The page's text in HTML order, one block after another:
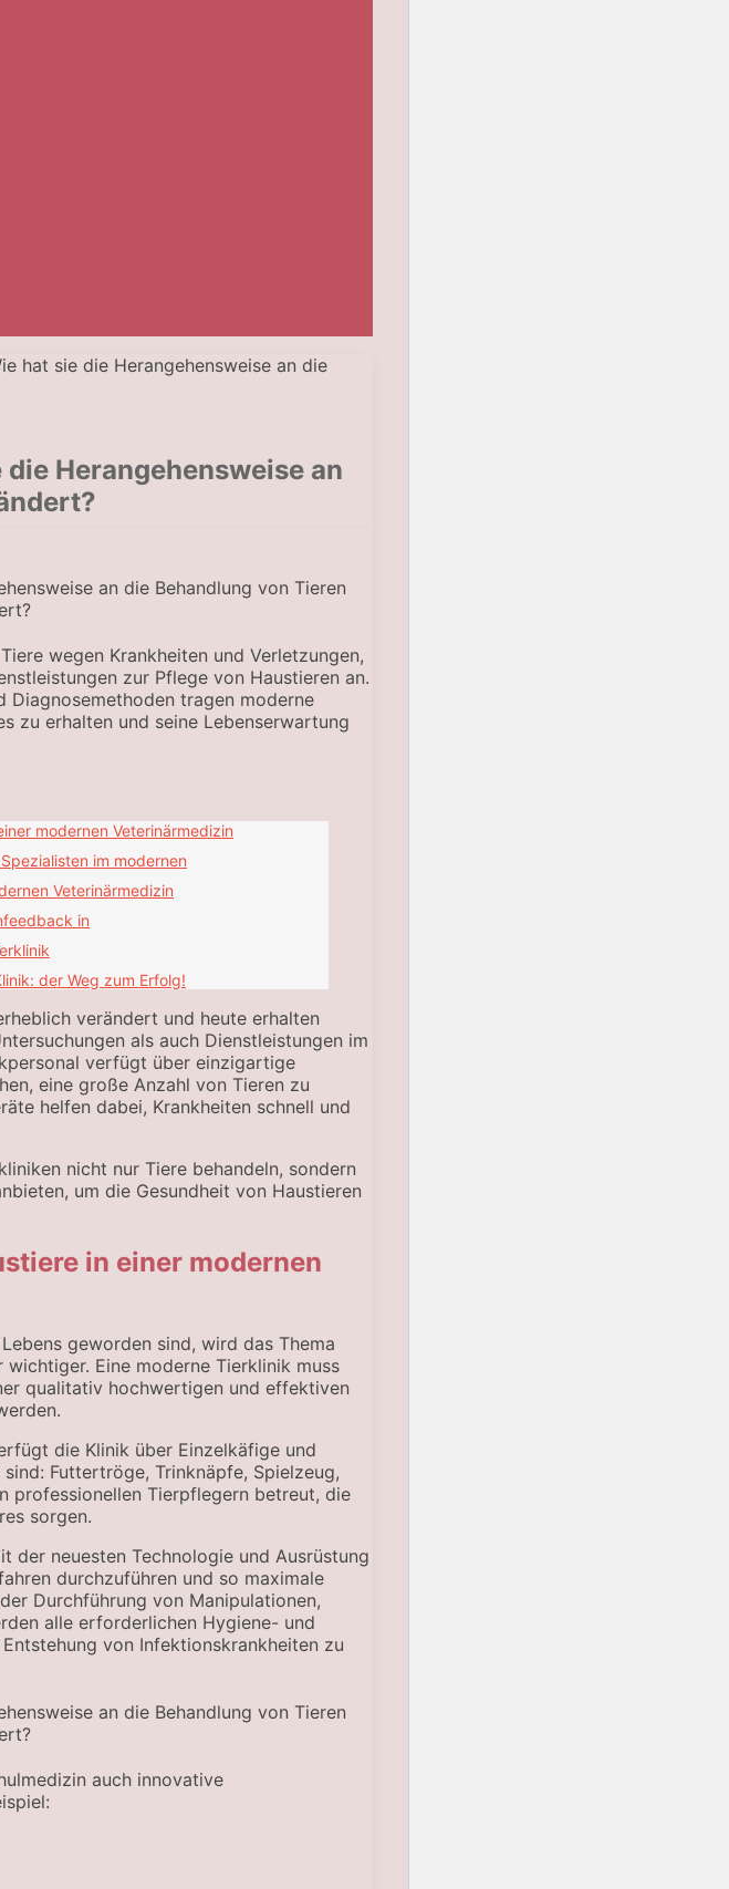
hat sie die Herangehensweise an die
Herangehensweise an
wegen Krankheiten und Verletzungen,
zur Pflege von Haustieren an.
Diagnosemethoden tragen moderne
zu erhalten und seine Lebenserwartung
modernen Veterinärmedizin
im modernen
Veterinärmedizin
in
der Weg zum Erfolg!
verändert und heute erhalten
als auch Dienstleistungen im
verfügt über einzigartige
eine große Anzahl von Tieren zu
helfen dabei, Krankheiten schnell und
nicht nur Tiere behandeln, sondern
um die Gesundheit von Haustieren
in einer modernen
geworden sind, wird das Thema
Eine moderne Tierklinik muss
qualitativ hochwertigen und effektiven
die Klinik über Einzelkäfige und
Futtertröge, Trinknäpfe, Spielzeug,
professionellen Tierpflegern betreut, die
sorgen.
der neuesten Technologie und Ausrüstung
durchzuführen und so maximale
Durchführung von Manipulationen,
alle erforderlichen Hygiene- und
von Infektionskrankheiten zu
auch innovative